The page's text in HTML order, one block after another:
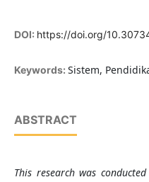
DOI: https://doi.org/
Keywords: Sistem,
ABSTRACT
This research was